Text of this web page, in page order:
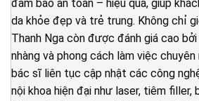
đảm bảo an toàn – hiệu quả, giúp
da khỏe đẹp và trẻ trung. Không chỉ
Thanh Nga còn được đánh giá cao
nhàng và phong cách làm việc chuyên
bác sĩ liên tục cập nhật các công
nội khoa hiện đại như laser, tiêm filler,